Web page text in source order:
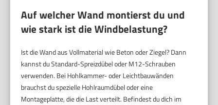
Auf welcher Wand montierst du und
wie stark ist die Windbelastung?
Ist die Wand aus Vollmaterial wie Beton oder Ziegel? Dann
kannst du Standard-Spreizdübel oder M12-Schrauben
verwenden. Bei Hohlkammer- oder Leichtbauwänden
brauchst du spezielle Hohlraumdübel oder eine
Montageplatte, die die Last verteilt. Befindest du dich im